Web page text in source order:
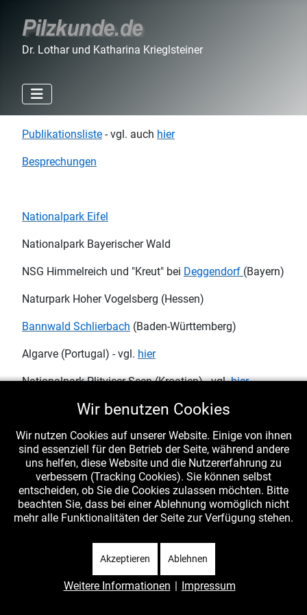
Dr. Lothar und Katharina Krieglsteiner
Publikationsliste - vgl. auch hier
Besprechungen
Nationalpark Eifel
Nationalpark Bayerischer Wald
NSG Himmelreich und "Kreut" bei Deggendorf (Bayern)
Naturpark Hoher Vogelsberg (Hessen)
Bannwald Schlierbach (Baden-Württemberg)
Algarve (Portugal) - vgl. hier
Nationalpark Plitvicer Seen (Kroatien) - vgl.hier
Weiteres ..... (Fragmente)
Vorheriger Beitrag: Pilzgalerie
Zurück Nächster
Weiter
Wir benutzen Cookies
Wir nutzen Cookies auf unserer Website. Einige von ihnen
sind essenziell für den Betrieb der Seite, während andere
uns helfen, diese Website und die Nutzererfahrung zu
verbessern (Tracking Cookies). Sie können selbst
entscheiden, ob Sie die Cookies zulassen möchten. Bitte
beachten Sie, dass bei einer Ablehnung womöglich nicht
mehr alle Funktionalitäten der Seite zur Verfügung stehen.
Akzeptieren Ablehnen
Weitere Informationen | Impressum